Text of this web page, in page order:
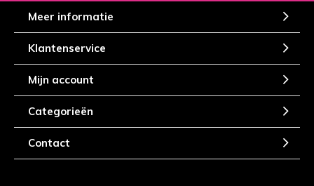
Meer informatie
Klantenservice
Mijn account
Categorieën
Contact